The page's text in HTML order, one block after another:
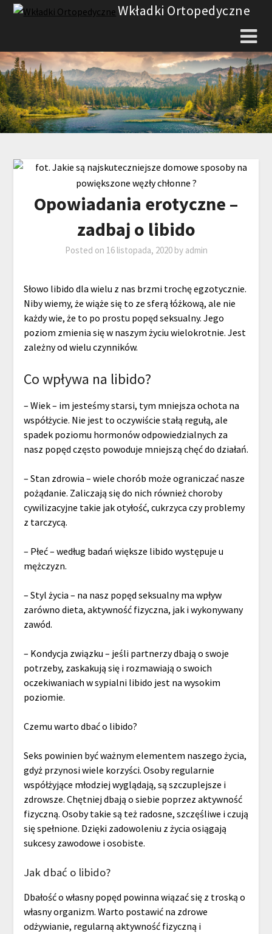
Skip
Wkładki Ortopedyczne
Opowiadania erotyczne –
zadbaj o libido
Posted on 16 listopada, 2020by admin
Słowo libido dla wielu z nas brzmi trochę egzotycznie.
Niby wiemy, że wiąże się to ze sferą łóżkową, ale nie
każdy wie, że to po prostu popęd seksualny. Jego
poziom zmienia się w naszym życiu wielokrotnie. Jest
zależny od wielu czynników.
Co wpływa na libido?
– Wiek – im jesteśmy starsi, tym mniejsza ochota na
współżycie. Nie jest to oczywiście stałą regułą, ale
spadek poziomu hormonów odpowiedzialnych za
nasz popęd często powoduje mniejszą chęć do działań.
– Stan zdrowia – wiele chorób może ograniczać nasze
pożądanie. Zaliczają się do nich również choroby
cywilizacyjne takie jak otyłość, cukrzyca czy problemy
z tarczycą.
– Płeć – według badań większe libido występuje u
mężczyzn.
– Styl życia – na nasz popęd seksualny ma wpływ
zarówno dieta, aktywność fizyczna, jak i wykonywany
zawód.
– Kondycja związku – jeśli partnerzy dbają o swoje
potrzeby, zaskakują się i rozmawiają o swoich
oczekiwaniach w sypialni libido jest na wysokim
poziomie.
Czemu warto dbać o libido?
Seks powinien być ważnym elementem naszego życia,
gdyż przynosi wiele korzyści. Osoby regularnie
współżyjące młodziej wyglądają, są szczuplejsze i
zdrowsze. Chętniej dbają o siebie poprzez aktywność
fizyczną. Osoby takie są też radosne, szczęśliwe i czują
się spełnione. Dzięki zadowoleniu z życia osiągają
sukcesy zawodowe i osobiste.
Jak dbać o libido?
Dbałość o własny popęd powinna wiązać się z troską o
własny organizm. Warto postawić na zdrowe
odżywianie, regularną aktywność fizyczną i